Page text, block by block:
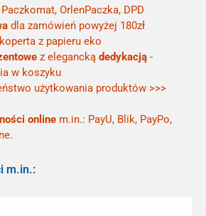
OrlenPaczka, DPD
dla zamówień powyżej 180zł
z papieru eko
z elegancką dedykacją -
w koszyku
użytkowania produktów >>>
online m.in.: PayU, Blik, PayPo,
m.in.: